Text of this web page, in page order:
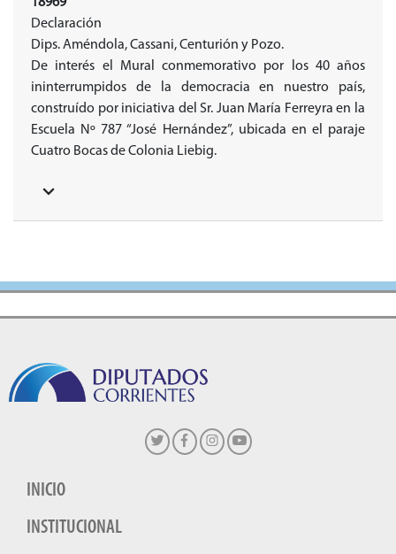
18969
Declaración
Dips. Améndola, Cassani, Centurión y Pozo.
De interés el Mural conmemorativo por los 40 años
ininterrumpidos de la democracia en nuestro país,
construído por iniciativa del Sr. Juan María Ferreyra en la
Escuela Nº 787 “José Hernández”, ubicada en el paraje
Cuatro Bocas de Colonia Liebig.
INICIO
INSTITUCIONAL